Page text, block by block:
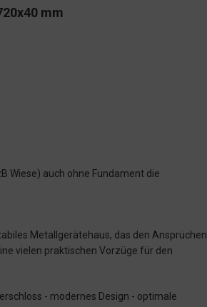
mm
Wiese) auch ohne Fundament die
Metallgerätehaus, das den Ansprüchen
vielen praktischen Vorzüge für den
- modernes Design - optimale